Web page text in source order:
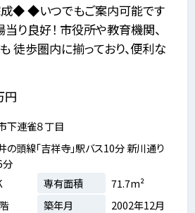
成◆ ◆いつでもご案内可能です
り良好！ 市役所や教育機関、
徒歩圏内に揃っており、便利な
円
下連雀８丁目
の頭線「吉祥寺」駅バス10分 新川通り
分
専有面積
71.7m²
築年月 2002年12月